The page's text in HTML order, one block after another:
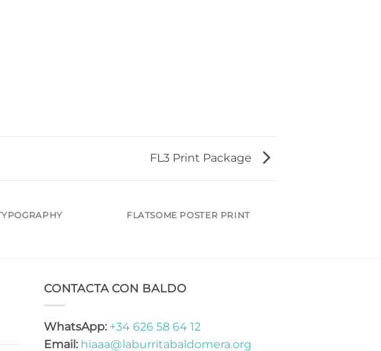
FL3 Print Package
FLATSOME POSTER PRINT
CONTACTA CON BALDO
WhatsApp: +34 626 58 64 12
Email: hiaaa@laburritabaldomera.org